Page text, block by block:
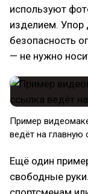
используют
изделием. Упор
безопасность
— не нужно
Пример
ведёт на главную
Ещё один
свободные